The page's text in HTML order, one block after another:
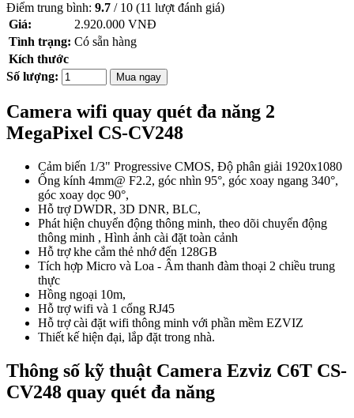
Điểm trung bình: 9.7 / 10 (11 lượt đánh giá)
Giá:
2.920.000 VNĐ
Tình trạng: Có sẵn hàng
Kích thước
Số lượng:
Mua ngay
Camera wifi quay quét đa năng 2
MegaPixel CS-CV248
Cảm biến 1/3" Progressive CMOS, Độ phân giải 1920x1080
Ống kính 4mm@ F2.2, góc nhìn 95°, góc xoay ngang 340°,
góc xoay dọc 90°,
Hỗ trợ DWDR, 3D DNR, BLC,
Phát hiện chuyển động thông minh, theo dõi chuyển động
thông minh , Hình ảnh cài đặt toàn cảnh
Hỗ trợ khe cắm thẻ nhớ đến 128GB
Tích hợp Micro và Loa - Âm thanh đàm thoại 2 chiều trung
thực
Hồng ngoại 10m,
Hỗ trợ wifi và 1 cổng RJ45
Hỗ trợ cài đặt wifi thông minh với phần mềm EZVIZ
Thiết kế hiện đại, lắp đặt trong nhà.
Thông số kỹ thuật Camera Ezviz C6T CS-
CV248 quay quét đa năng